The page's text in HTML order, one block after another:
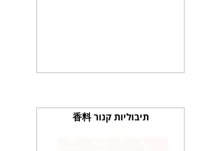
תיבוליות קנור 香料